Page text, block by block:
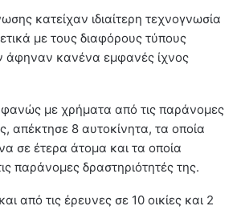
κατείχαν ιδιαίτερη τεχνογνωσία
με τους διαφόρους τύπους
άφηναν κανένα εμφανές ίχνος
με χρήματα από τις παράνομες
απέκτησε 8 αυτοκίνητα, τα οποία
σε έτερα άτομα και τα οποία
παράνομες δραστηριότητές της.
από τις έρευνες σε 10 οικίες και 2